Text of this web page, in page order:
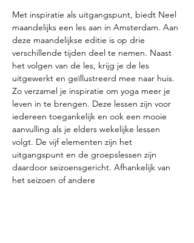
Met inspiratie als uitgangspunt, biedt Neel
maandelijks een les aan in Amsterdam. Aan
deze maandelijkse editie is op drie
verschillende tijden deel te nemen. Naast
het volgen van de les, krijg je de les
uitgewerkt en geïllustreerd mee naar huis.
Zo verzamel je inspiratie om yoga meer je
leven in te brengen. Deze lessen zijn voor
iedereen toegankelijk en ook een mooie
aanvulling als je elders wekelijke lessen
volgt. De vijf elementen zijn het
uitgangspunt en de groepslessen zijn
daardoor seizoensgericht. Afhankelijk van
het seizoen of andere